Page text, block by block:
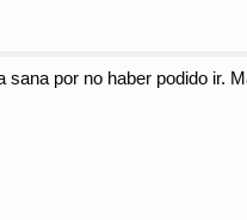
por no haber podido